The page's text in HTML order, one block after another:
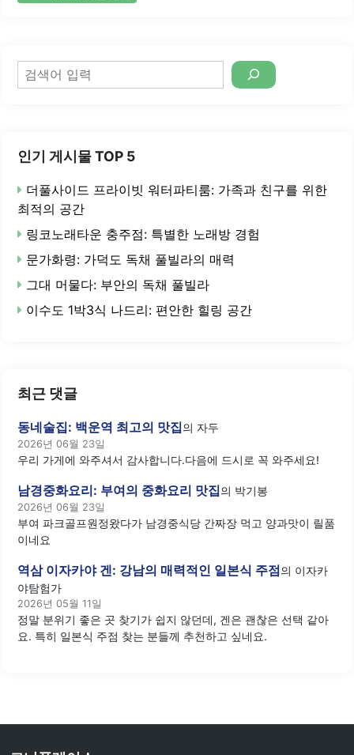
검
색
인기 게시물 TOP 5
더풀사이드 프라이빗 워터파티룸: 가족과 친구를 위한
최적의 공간
링코노래타운 충주점: 특별한 노래방 경험
문가화령: 가덕도 독채 풀빌라의 매력
그대 머물다: 부안의 독채 풀빌라
이수도 1박3식 나드리: 편안한 힐링 공간
최근 댓글
동네술집: 백운역 최고의 맛집의 자두
2026년 06월 23일
우리 가게에 와주셔서 감사합니다.다음에 드시로 꼭 와주세요!
남경중화요리: 부여의 중화요리 맛집의 박기봉
2026년 06월 23일
부여 파크골프원정왔다가 남경중식당 간짜장 먹고 양과맛이 릴품
이네요
역삼 이자카야 겐: 강남의 매력적인 일본식 주점의 이자카
야탐험가
2026년 05월 11일
정말 분위기 좋은 곳 찾기가 쉽지 않던데, 겐은 괜찮은 선택 같아
요. 특히 일본식 주점 찾는 분들께 추천하고 싶네요.